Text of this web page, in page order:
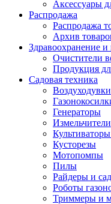
Аксессуары
Распродажа
Распродажа
Архив
Здравоохранение
Очистители
Продукция
Садовая техника
Воздуходувки
Генераторы
Измельчители
Кусторезы
Мотопомпы
Пилы
Райдеры и
Роботы
Триммеры и